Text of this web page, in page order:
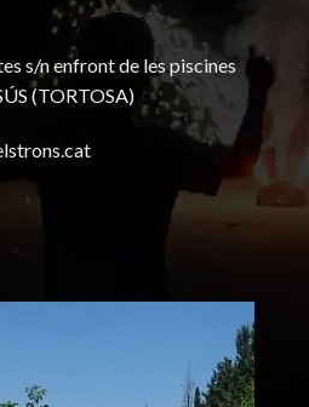
s/n enfront de les piscines
(TORTOSA)